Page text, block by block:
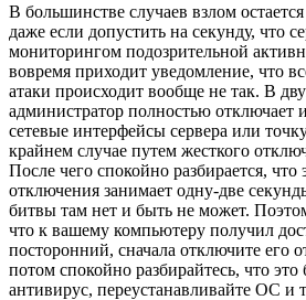
В большинстве случаев взлом
даже если допустить на секунду, что
мониторингом подозрительной
вовремя приходит уведомление, что
атаки происходит вообще не так. В
администратор полностью отключает
сетевые интерфейсы сервера или
крайнем случае путем жесткого
После чего спокойно разбирается, что
отключения занимает одну-две
битвы там нет и быть не может.
что к вашему компьютеру получил
посторонний, сначала отключите его
потом спокойно разбирайтесь, что это
антивирус, переустанавливайте ОС и